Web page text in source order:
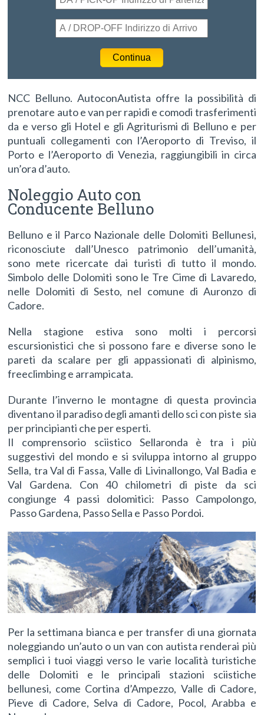
NCC Belluno. AutoconAutista offre la possibilità di
prenotare auto e van per rapidi e comodi trasferimenti
da e verso gli Hotel e gli Agriturismi di Belluno e per
puntuali collegamenti con l’Aeroporto di Treviso, il
Porto e l’Aeroporto di Venezia, raggiungibili in circa
un’ora d’auto.
Noleggio Auto con
Conducente Belluno
Belluno e il Parco Nazionale delle Dolomiti Bellunesi,
riconosciute dall’Unesco patrimonio dell’umanità,
sono mete ricercate dai turisti di tutto il mondo.
Simbolo delle Dolomiti sono le Tre Cime di Lavaredo,
nelle Dolomiti di Sesto, nel comune di Auronzo di
Cadore.
Nella stagione estiva sono molti i percorsi
escursionistici che si possono fare e diverse sono le
pareti da scalare per gli appassionati di alpinismo,
freeclimbing e arrampicata.
Durante l’inverno le montagne di questa provincia
diventano il paradiso degli amanti dello sci con piste sia
per principianti che per esperti.
Il comprensorio sciistico Sellaronda è tra i più
suggestivi del mondo e si sviluppa intorno al gruppo
Sella, tra Val di Fassa, Valle di Livinallongo, Val Badia e
Val Gardena. Con 40 chilometri di piste da sci
congiunge 4 passi dolomitici: Passo Campolongo,
Passo Gardena, Passo Sella e Passo Pordoi.
Per la settimana bianca e per transfer di una giornata
noleggiando un’auto o un van con autista renderai più
semplici i tuoi viaggi verso le varie località turistiche
delle Dolomiti e le principali stazioni sciistiche
bellunesi, come Cortina d’Ampezzo, Valle di Cadore,
Pieve di Cadore, Selva di Cadore, Pocol, Arabba e